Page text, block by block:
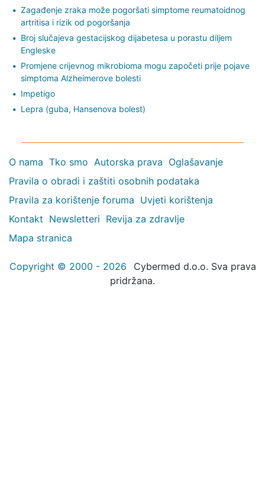
Zagađenje zraka može pogoršati simptome reumatoidnog
artritisa i rizik od pogoršanja
Broj slučajeva gestacijskog dijabetesa u porastu diljem
Engleske
Promjene crijevnog mikrobioma mogu započeti prije pojave
simptoma Alzheimerove bolesti
Impetigo
Lepra (guba, Hansenova bolest)
O nama Tko smo Autorska prava Oglašavanje
Pravila o obradi i zaštiti osobnih podataka
Pravila za korištenje foruma Uvjeti korištenja
Kontakt Newsletteri Revija za zdravlje
Mapa stranica
Copyright © 2000 - 2026
Cybermed d.o.o. Sva prava
pridržana.